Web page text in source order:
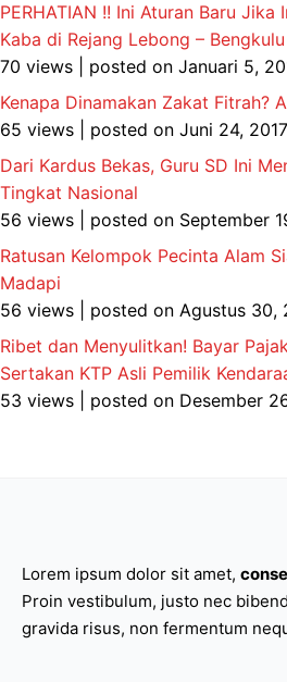
PERHATIAN !! Ini Aturan Baru Jika
Kaba di Rejang Lebong – Bengkulu
70 views
posted on Januari 5,
Kenapa Dinamakan Zakat Fitrah?
65 views
posted on Juni 24, 2017
Dari Kardus Bekas, Guru SD Ini
Tingkat Nasional
56 views
posted on September
Ratusan Kelompok Pecinta Alam
Madapi
56 views
posted on Agustus 30,
Ribet dan Menyulitkan! Bayar
Sertakan KTP Asli Pemilik
53 views
posted on Desember
Lorem ipsum dolor sit amet,
Proin vestibulum, justo nec
gravida risus, non fermentum